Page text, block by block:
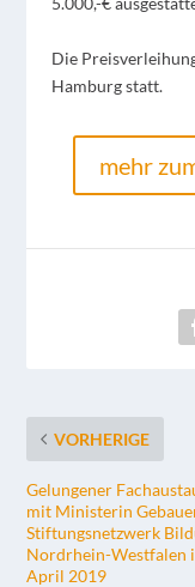
Die
Hamburg statt.
mehr
VORHERIGE
Gelungener
mit Ministerin
Stiftungsnetzwerk
Nordrhein-Westfalen
April 2019